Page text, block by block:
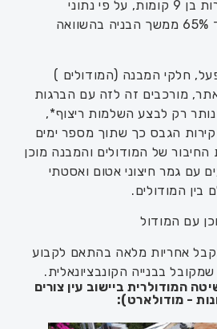
ובניית מבנה דירות בן 9 קומות, על פי נתוני
החברה, ניתן לקצר עד 65% ממשך הבניה בהשוואה
חלקי המבנה (המודולים )
מורכבים זה לזה עם הברגות
רק לבצע השלמות ריצוף*,
הגבס כך שתוך מספר ימים
של המודולים והמבנה מוכן
עם גמר חיצוני אטום ואסטתי
בין המודולים.
עם המודול
אחריות מלאה בהתאם לקבוע
בבנייה הקונבציונאלית.
המודולרית ביישוב עין צורים
- מודולארט):